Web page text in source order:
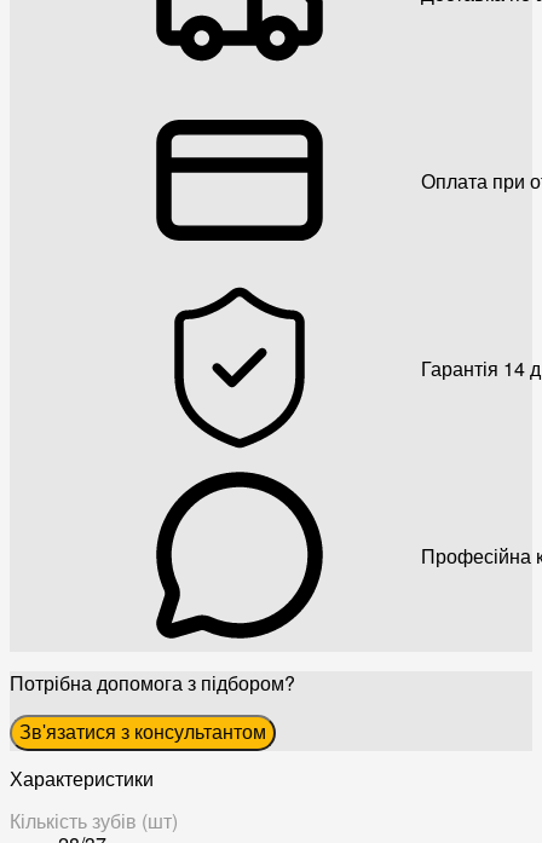
Оплата при
Гарантія 14
Професійна
Потрібна допомога з підбором?
Зв'язатися з консультантом
Характеристики
Кількість зубів (шт)